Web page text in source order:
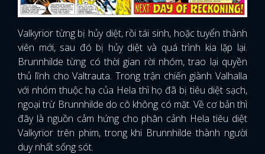
Valkyrior từng bị hủy diệt, rồi tái sinh, hoặc tuyển thành
viên mới, sau đó bị hủy diệt và quá trình kia lặp lại.
Brunnhilde từng có thời gian rời nhóm, trao lại quyền
thủ lĩnh cho Valtrauta. Trong trận chiến giành Valhalla
với nhóm thuộc hạ của Hela thì họ đã bị tiêu diệt sạch,
ngoại trừ Brunnhilde do cô không có mặt. Về cơ bản thì
đây là nguồn cảm hứng cho phân cảnh Hela tiêu diệt
Valkyrior trên phim, trong khi Brunnhilde thành người
duy nhất sống sót.